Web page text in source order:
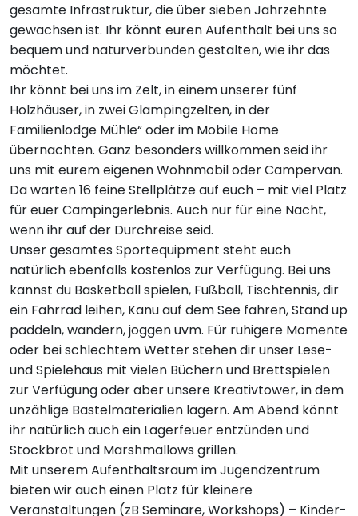
gesamte Infrastruktur, die über sieben Jahrzehnte
gewachsen ist. Ihr könnt euren Aufenthalt bei uns so
bequem und naturverbunden gestalten, wie ihr das
möchtet.
Ihr könnt bei uns im Zelt, in einem unserer fünf
Holzhäuser, in zwei Glampingzelten, in der
Familienlodge Mühle“ oder im Mobile Home
übernachten. Ganz besonders willkommen seid ihr
uns mit eurem eigenen Wohnmobil oder Campervan.
Da warten 16 feine Stellplätze auf euch – mit viel Platz
für euer Campingerlebnis. Auch nur für eine Nacht,
wenn ihr auf der Durchreise seid.
Unser gesamtes Sportequipment steht euch
natürlich ebenfalls kostenlos zur Verfügung. Bei uns
kannst du Basketball spielen, Fußball, Tischtennis, dir
ein Fahrrad leihen, Kanu auf dem See fahren, Stand up
paddeln, wandern, joggen uvm. Für ruhigere Momente
oder bei schlechtem Wetter stehen dir unser Lese-
und Spielehaus mit vielen Büchern und Brettspielen
zur Verfügung oder aber unsere Kreativtower, in dem
unzählige Bastelmaterialien lagern. Am Abend könnt
ihr natürlich auch ein Lagerfeuer entzünden und
Stockbrot und Marshmallows grillen.
Mit unserem Aufenthaltsraum im Jugendzentrum
bieten wir auch einen Platz für kleinere
Veranstaltungen (zB Seminare, Workshops) – Kinder-